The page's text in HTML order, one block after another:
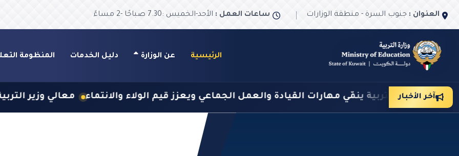
العنوان : جنوب السرة - منطقة الوزارات ساعات العمل : الأحد-الخميس :7.30 صباحًا -2 مساءً
الرئيسية عن الوزارة دليل الخدمات المنظومة
آخر الأخبار معالي وزير التربية يستقبل رئيسة جمعية والعمل الجماعي ويعزز قيم الولاء والانتماء